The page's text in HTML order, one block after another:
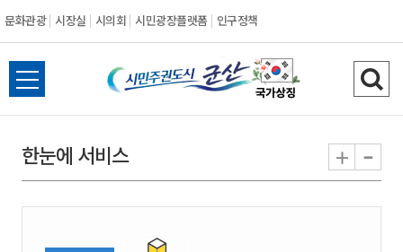
문화관광 시장실 시의회 시민광장플랫폼 인구정책
시
민
권
전
체
뉴
열
검
색
기
한눈에 서비스 + -